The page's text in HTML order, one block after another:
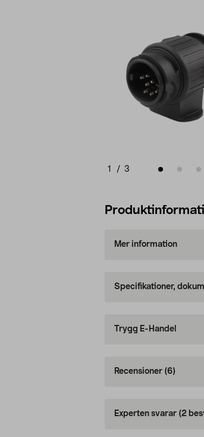
1 / 3
Mer information
Specifikationer,
Trygg E-Handel
Recensioner (6)
Experten svarar (2